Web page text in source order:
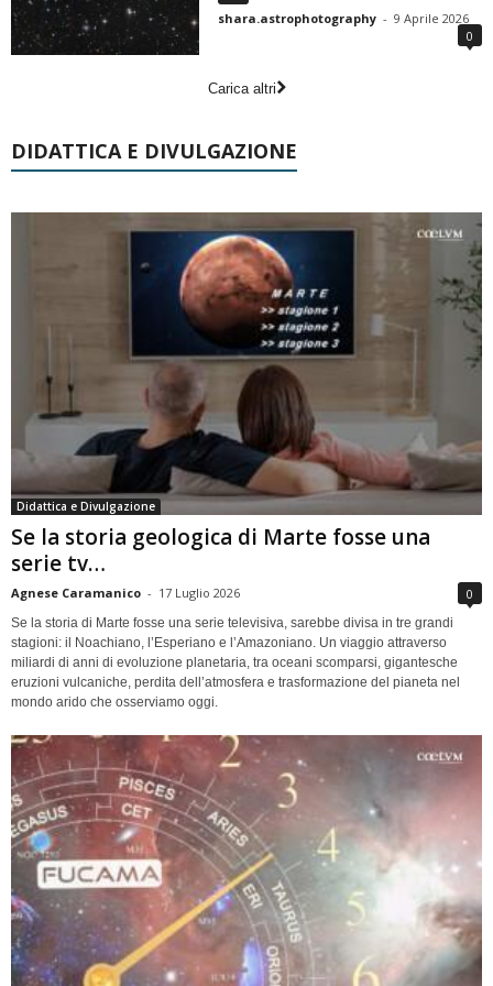
shara.astrophotography - 9 Aprile 2026
0
Carica altri
DIDATTICA E DIVULGAZIONE
Didattica e Divulgazione
Se la storia geologica di Marte fosse una
serie tv…
Agnese Caramanico - 17 Luglio 2026 0
Se la storia di Marte fosse una serie televisiva, sarebbe divisa in tre grandi
stagioni: il Noachiano, l’Esperiano e l’Amazoniano. Un viaggio attraverso
miliardi di anni di evoluzione planetaria, tra oceani scomparsi, gigantesche
eruzioni vulcaniche, perdita dell’atmosfera e trasformazione del pianeta nel
mondo arido che osserviamo oggi.